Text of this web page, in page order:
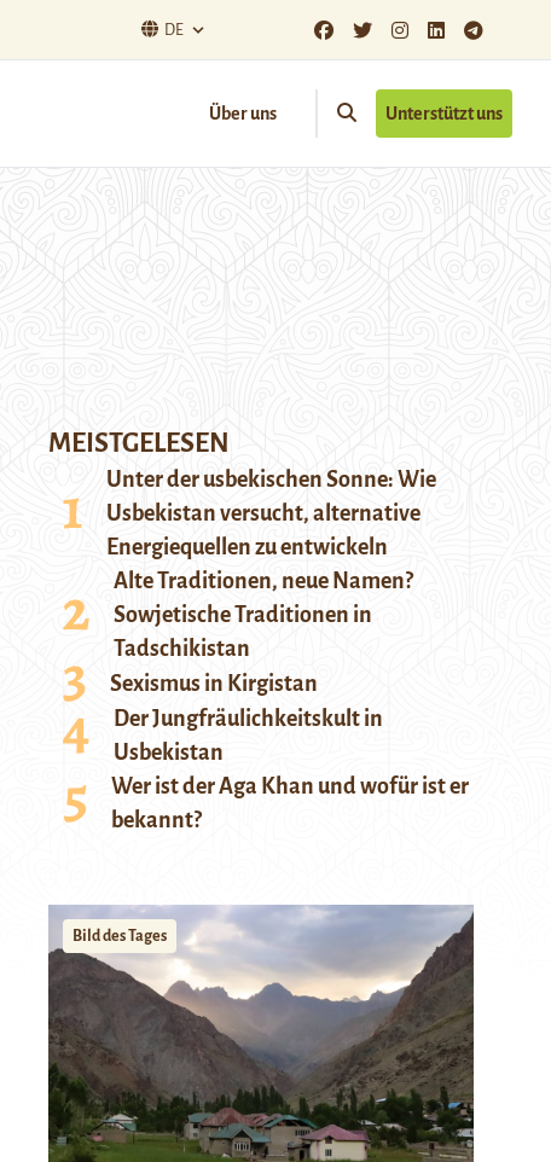
DE
Über uns Unterstützt uns
MEISTGELESEN
Unter der usbekischen Sonne: Wie
Usbekistan versucht, alternative
Energiequellen zu entwickeln
Alte Traditionen, neue Namen?
Sowjetische Traditionen in
Tadschikistan
Sexismus in Kirgistan
Der Jungfräulichkeitskult in
Usbekistan
Wer ist der Aga Khan und wofür ist er
bekannt?
Bild des Tages